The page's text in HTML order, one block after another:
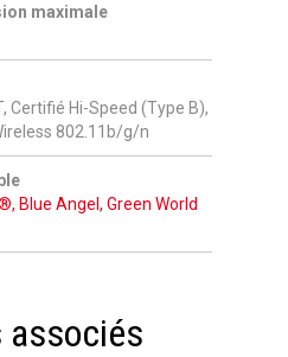
maximale
Certifié Hi-Speed (Type B),
802.11b/g/n
Blue Angel, Green World
associés